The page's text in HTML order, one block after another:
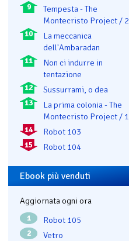
9
Tempesta - The
Montecristo Project / 2
10
La meccanica
dell'Ambaradan
11
Non ci indurre in
tentazione
12 Sussurrami, o dea
13
La prima colonia - The
Montecristo Project / 1
14 Robot 103
15 Robot 104
Ebook più venduti
Aggiornata ogni ora
1 Robot 105
2 Vetro